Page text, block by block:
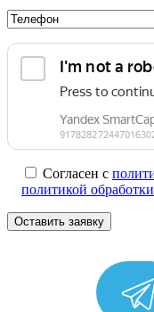
Согласен с
политикой